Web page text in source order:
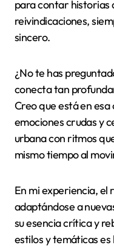
para contar historias
reivindicaciones,
sincero.
¿No te has
conecta tan
Creo que está en
emociones crudas y
urbana con ritmos
mismo tiempo al
En mi experiencia, el
adaptándose a
su esencia crítica y
estilos y temáticas es